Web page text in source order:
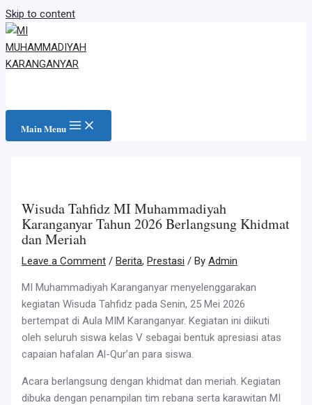
Skip to content
Main Menu
Wisuda Tahfidz MI Muhammadiyah
Karanganyar Tahun 2026 Berlangsung Khidmat
dan Meriah
Leave a Comment /Berita,Prestasi / ByAdmin
MI Muhammadiyah Karanganyar menyelenggarakan
kegiatan Wisuda Tahfidz pada Senin, 25 Mei 2026
bertempat di Aula MIM Karanganyar. Kegiatan ini diikuti
oleh seluruh siswa kelas V sebagai bentuk apresiasi atas
capaian hafalan Al-Qur’an para siswa.
Acara berlangsung dengan khidmat dan meriah. Kegiatan
dibuka dengan penampilan tim rebana serta karawitan MI